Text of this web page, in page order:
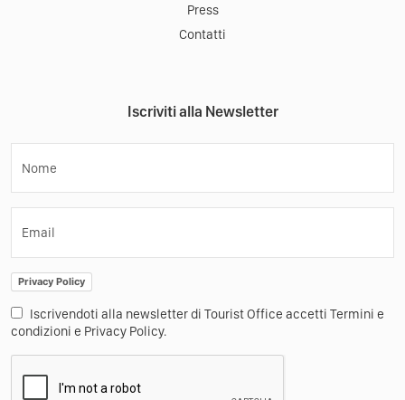
Press
Contatti
Iscriviti alla Newsletter
Nome
Email
Privacy Policy
Iscrivendoti alla newsletter di Tourist Office accetti Termini e
condizioni e Privacy Policy.